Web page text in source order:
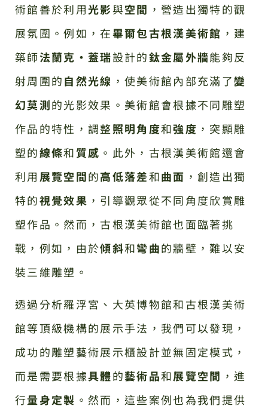
術館善於利用光影與空間 ，營造出獨特的觀
展氛圍。例如，在畢爾包古根漢美術館 ，建
築師法蘭克·蓋瑞設計的鈦金屬外牆能夠反
射周圍的自然光線 ，使美術館內部充滿了變
幻莫測的光影效果。美術館會根據不同雕塑
作品的特性，調整照明角度和強度 ，突顯雕
塑的線條和質感 。此外，古根漢美術館還會
利用 展覽空間的高低落差和曲面 ，創造出獨
特的視覺效果 ，引導觀眾從不同角度欣賞雕
塑作品。然而，古根漢美術館也面臨著挑
戰，例如，由於傾斜和彎曲的牆壁，難以安
裝三維雕塑。
透過分析羅浮宮、大英博物館和古根漢美術
館等頂級機構的展示手法，我們可以發現，
成功的雕塑藝術展示櫃設計並無固定模式，
而是需要根據具體的藝術品和展覽空間 ，進
行量身定製 。然而，這些案例也為我們提供